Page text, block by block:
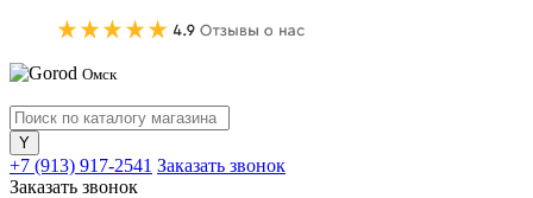
Омск
+7 (913) 917-2541 Заказать звонок
Заказать звонок